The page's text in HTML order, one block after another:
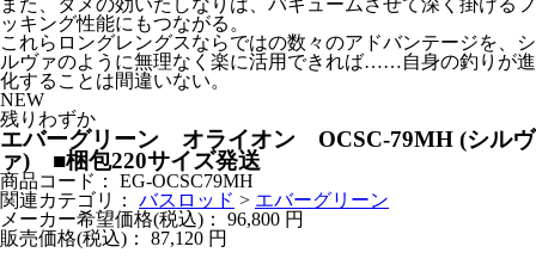
また、タメの効いたしなりは、バキュームさせて深く掛けるフ
ッキング性能にもつながる。
これらロングレングスならではの数々のアドバンテージを、シ
ルヴァのように無理なく楽に活用できれば……自身の釣りが進
化することは間違いない。
NEW
残りわずか
エバーグリーン オライオン OCSC-79MH (シルヴ
ァ) ■梱包220サイズ発送
商品コード：
EG-OCSC79MH
関連カテゴリ：
バスロッド > エバーグリーン
メーカー希望価格(税込)：
96,800 円
販売価格(税込)：
87,120 円